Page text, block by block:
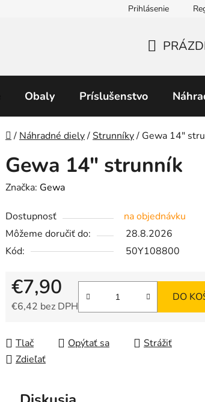
Obchodné podmienkyPrihlásenie
KOŠÍK
Obaly Príslušenstvo
Domov
/ Náhradné diely/Strunníky/ Gewa 14"
Gewa 14" strunník
Značka: Gewa
Dostupnosť
na objednávku
Môžeme doručiť do:
28.8.2026
Kód:
50Y108800
€7,90
€6,42 bez DPH
DO
Tlač Opýtať sa
Strážiť
Zdieľať